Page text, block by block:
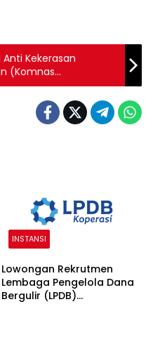
Anti Kekerasan
(Komnas
INSTANSI
Lowongan Rekrutmen
Lembaga Pengelola Dana
Bergulir (LPDB)